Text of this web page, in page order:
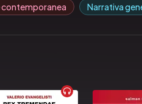
Narrativa